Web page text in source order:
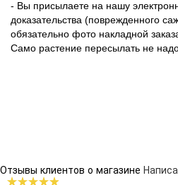
- Вы присылаете на нашу
доказательства (поврежденного
обязательно фото накладной
Само растение пересылать не
Отзывы клиентов о магазине